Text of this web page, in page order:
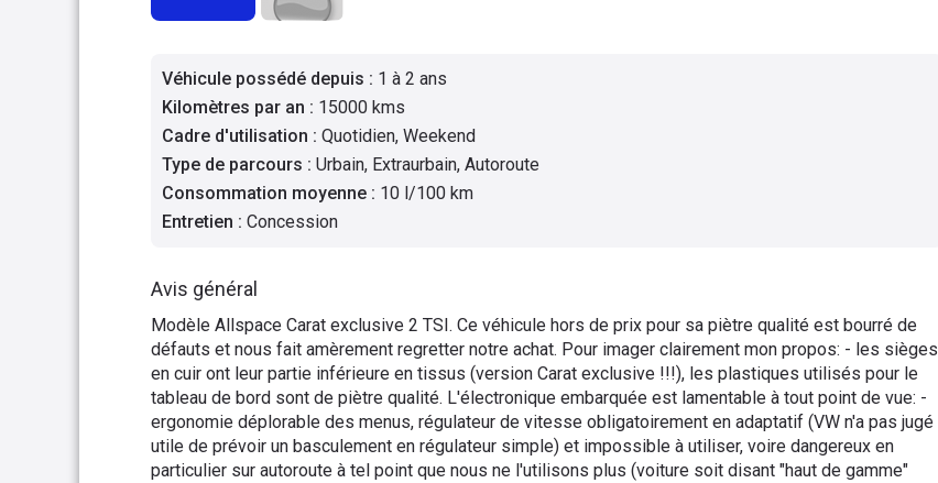
Véhicule possédé depuis : 1 à 2 ans
Kilomètres par an : 15000 kms
Cadre d'utilisation : Quotidien, Weekend
Type de parcours : Urbain, Extraurbain, Autoroute
Consommation moyenne : 10 l/100 km
Entretien : Concession
Avis général
Modèle Allspace Carat exclusive 2 TSI. Ce véhicule hors de prix pour sa piètre qualité est bourré de
défauts et nous fait amèrement regretter notre achat. Pour imager clairement mon propos: - les sièges
en cuir ont leur partie inférieure en tissus (version Carat exclusive !!!), les plastiques utilisés pour le
tableau de bord sont de piètre qualité. L'électronique embarquée est lamentable à tout point de vue: -
ergonomie déplorable des menus, régulateur de vitesse obligatoirement en adaptatif (VW n'a pas jugé
utile de prévoir un basculement en régulateur simple) et impossible à utiliser, voire dangereux en
particulier sur autoroute à tel point que nous ne l'utilisons plus (voiture soit disant "haut de gamme"